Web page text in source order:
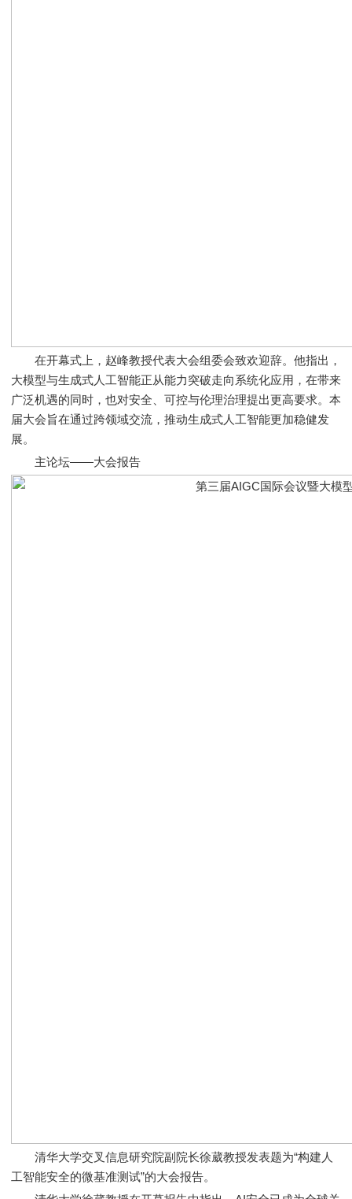
在开幕式上，赵峰教授代表大会组委会致欢迎辞。他指出，
大模型与生成式人工智能正从能力突破走向系统化应用，在带来
广泛机遇的同时，也对安全、可控与伦理治理提出更高要求。本
届大会旨在通过跨领域交流，推动生成式人工智能更加稳健发
展。
主论坛——大会报告
清华大学交叉信息研究院副院长徐葳教授发表题为“构建人
工智能安全的微基准测试”的大会报告。